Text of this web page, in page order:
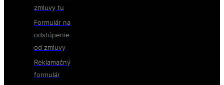
zmluvy tu
Formulár na
odstúpenie
od zmluvy
Reklamačný
formulár